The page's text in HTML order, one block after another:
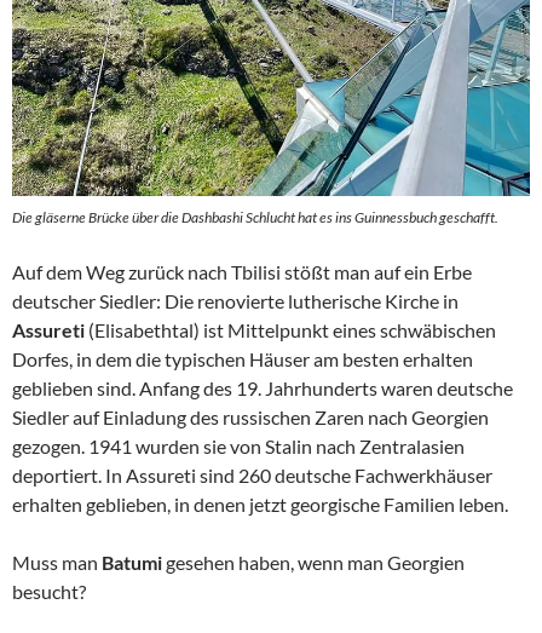
Die gläserne Brücke über die Dashbashi Schlucht hat es ins Guinnessbuch geschafft.
Auf dem Weg zurück nach Tbilisi stößt man auf ein Erbe
deutscher Siedler: Die renovierte lutherische Kirche in
Assureti (Elisabethtal) ist Mittelpunkt eines schwäbischen
Dorfes, in dem die typischen Häuser am besten erhalten
geblieben sind. Anfang des 19. Jahrhunderts waren deutsche
Siedler auf Einladung des russischen Zaren nach Georgien
gezogen. 1941 wurden sie von Stalin nach Zentralasien
deportiert. In Assureti sind 260 deutsche Fachwerkhäuser
erhalten geblieben, in denen jetzt georgische Familien leben.
Muss man Batumigesehen haben, wenn man Georgien
besucht?